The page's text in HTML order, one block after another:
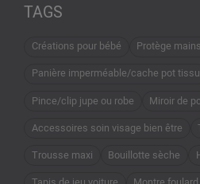
TAGS
Créations pour bébé
Protège
Panière imperméable/cache pot tissu
Pince/clip jupe ou robe
Miroir de
Accessoires soin visage bien être
Trousse maxi
Bouillotte sèche